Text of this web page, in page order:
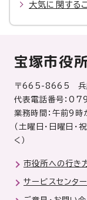
大気に関する
宝塚市役所
〒665-8665 兵
代表電話番号：
業務時間：午前9時
（土曜日・日曜日
く）
市役所への行き
サービスセンタ